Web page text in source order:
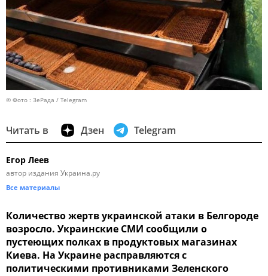
© Фото : ЗеРада / Telegram
Читать в Дзен Telegram
Егор Леев
автор издания Украина.ру
Все материалы
Количество жертв украинской атаки в Белгороде
возросло. Украинские СМИ сообщили о
пустеющих полках в продуктовых магазинах
Киева. На Украине расправляются с
политическими противниками Зеленского